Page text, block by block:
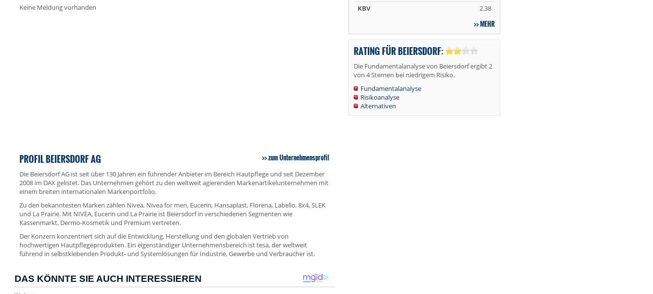
Keine Meldung vorhanden
PROFIL BEIERSDORF AG zum Unternehmensprofil
Die Beiersdorf AG ist seit über 130 Jahren ein führender Anbieter im Bereich Hautpflege und seit Dezember
2008 im DAX gelistet. Das Unternehmen gehört zu den weltweit agierenden Markenartikelunternehmen mit
einem breiten internationalen Markenportfolio.
Zu den bekanntesten Marken zählen Nivea, Nivea for men, Eucerin, Hansaplast, Florena, Labello, 8x4, SLEK
und La Prairie. Mit NIVEA, Eucerin und La Prairie ist Beiersdorf in verschiedenen Segmenten wie
Kassenmarkt, Dermo-Kosmetik und Premium vertreten.
Der Konzern konzentriert sich auf die Entwicklung, Herstellung und den globalen Vertrieb von
hochwertigen Hautpflegeprodukten. Ein eigenständiger Unternehmensbereich ist tesa, der weltweit
führend in selbstklebenden Produkt- und Systemlösungen für Industrie, Gewerbe und Verbraucher ist.
KBV
2.38
MEHR
RATING FÜR BEIERSDORF:
Die Fundamentalanalyse von Beiersdorf ergibt 2
von 4 Sternen bei niedrigem Risiko.
Fundamentalanalyse
Risikoanalyse
Alternativen